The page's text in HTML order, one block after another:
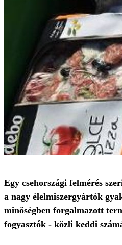
Egy csehországi felmérés
a nagy élelmiszergyártók
minőségben forgalmazott
fogyasztók - közli keddi